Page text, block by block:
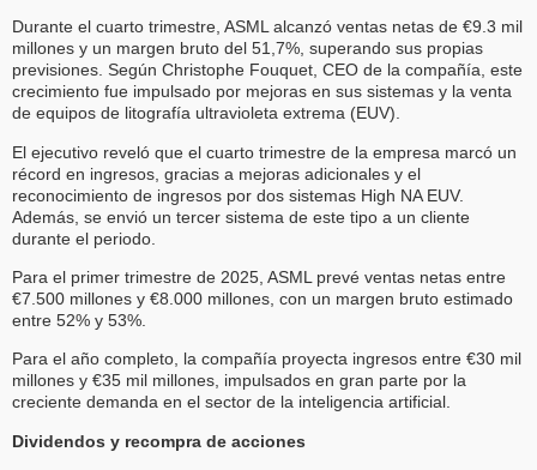
Durante el cuarto trimestre, ASML alcanzó ventas netas de €9.3 mil
millones y un margen bruto del 51,7%, superando sus propias
previsiones. Según Christophe Fouquet, CEO de la compañía, este
crecimiento fue impulsado por mejoras en sus sistemas y la venta
de equipos de litografía ultravioleta extrema (EUV).
El ejecutivo reveló que el cuarto trimestre de la empresa marcó un
récord en ingresos, gracias a mejoras adicionales y el
reconocimiento de ingresos por dos sistemas High NA EUV.
Además, se envió un tercer sistema de este tipo a un cliente
durante el periodo.
Para el primer trimestre de 2025, ASML prevé ventas netas entre
€7.500 millones y €8.000 millones, con un margen bruto estimado
entre 52% y 53%.
Para el año completo, la compañía proyecta ingresos entre €30 mil
millones y €35 mil millones, impulsados en gran parte por la
creciente demanda en el sector de la inteligencia artificial.
Dividendos y recompra de acciones